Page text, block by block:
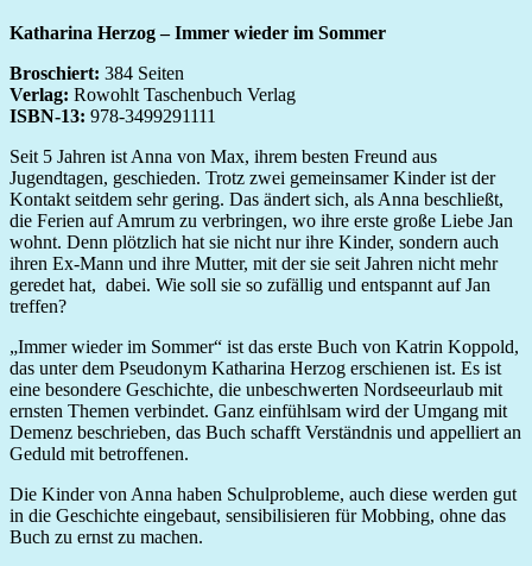
Katharina Herzog – Immer wieder im Sommer
Broschiert: 384 Seiten
Verlag: Rowohlt Taschenbuch Verlag
ISBN-13: 978-3499291111
Seit 5 Jahren ist Anna von Max, ihrem besten Freund aus
Jugendtagen, geschieden. Trotz zwei gemeinsamer Kinder ist der
Kontakt seitdem sehr gering. Das ändert sich, als Anna beschließt,
die Ferien auf Amrum zu verbringen, wo ihre erste große Liebe Jan
wohnt. Denn plötzlich hat sie nicht nur ihre Kinder, sondern auch
ihren Ex-Mann und ihre Mutter, mit der sie seit Jahren nicht mehr
geredet hat, dabei. Wie soll sie so zufällig und entspannt auf Jan
treffen?
„Immer wieder im Sommer“ ist das erste Buch von Katrin Koppold,
das unter dem Pseudonym Katharina Herzog erschienen ist. Es ist
eine besondere Geschichte, die unbeschwerten Nordseeurlaub mit
ernsten Themen verbindet. Ganz einfühlsam wird der Umgang mit
Demenz beschrieben, das Buch schafft Verständnis und appelliert an
Geduld mit betroffenen.
Die Kinder von Anna haben Schulprobleme, auch diese werden gut
in die Geschichte eingebaut, sensibilisieren für Mobbing, ohne das
Buch zu ernst zu machen.